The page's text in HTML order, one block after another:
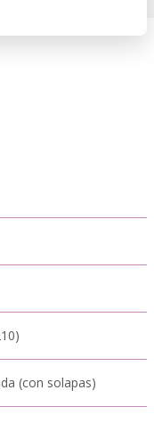
(con solapas)